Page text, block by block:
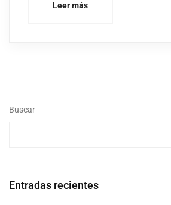
Leer más
Buscar
Entradas recientes